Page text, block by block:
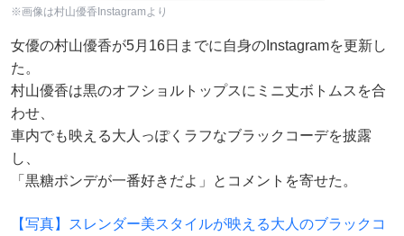
※画像は村山優香Instagramより
女優の村山優香が5月16日までに自身のInstagramを更新し
た。
村山優香は黒のオフショルトップスにミニ丈ボトムスを合
わせ、
車内でも映える大人っぽくラフなブラックコーデを披露
し、
「黒糖ポンデが一番好きだよ」とコメントを寄せた。
【写真】スレンダー美スタイルが映える大人のブラックコ